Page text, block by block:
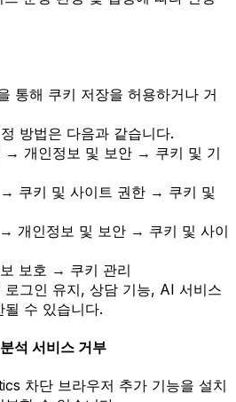
통해 쿠키 저장을 허용하거나 거
방법은 다음과 같습니다.
→ 개인정보 및 보안 → 쿠키 및 기
쿠키 및 사이트 권한 → 쿠키 및
개인정보 및 보안 → 쿠키 및 사이
보호 → 쿠키 관리
그인 유지, 상담 기능, AI 서비스
수 있습니다.
석 서비스 거부
차단 브라우저 추가 기능을 설치